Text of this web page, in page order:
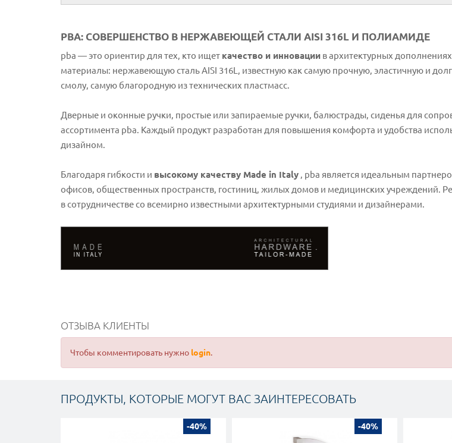
PBA: СОВЕРШЕНСТВО В НЕРЖАВЕЮЩЕЙ СТАЛИ AISI 316L И ПОЛИАМИДЕ
pba — это ориентир для тех, кто ищет качество и инновации в архитектурных
материалы: нержавеющую сталь AISI 316L, известную как самую прочную, эластичную и
смолу, самую благородную из технических пластмасс.
Дверные и оконные ручки, простые или запираемые ручки, балюстрады, сиденья для
ассортимента pba. Каждый продукт разработан для повышения комфорта и удобства
дизайном.
Благодаря гибкости и высокому качеству Made in Italy , pba является идеальным
офисов, общественных пространств, гостиниц, жилых домов и медицинских учреждений.
в сотрудничестве со всемирно известными архитектурными студиями и дизайнерами.
ОТЗЫВА КЛИЕНТЫ
Чтобы комментировать нужно login.
ПРОДУКТЫ, КОТОРЫЕ МОГУТ ВАС ЗАИНТЕРЕСОВАТЬ
-40% -40%